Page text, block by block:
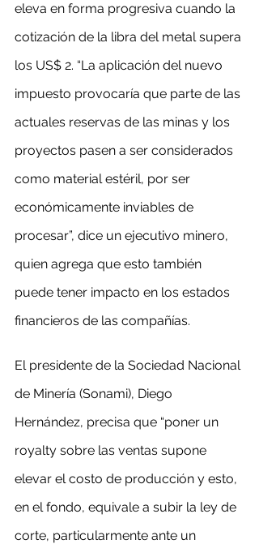
eleva en forma progresiva cuando la
cotización de la libra del metal supera
los US$ 2. “La aplicación del nuevo
impuesto provocaría que parte de las
actuales reservas de las minas y los
proyectos pasen a ser considerados
como material estéril, por ser
económicamente inviables de
procesar”, dice un ejecutivo minero,
quien agrega que esto también
puede tener impacto en los estados
financieros de las compañías.
El presidente de la Sociedad Nacional
de Minería (Sonami), Diego
Hernández, precisa que “poner un
royalty sobre las ventas supone
elevar el costo de producción y esto,
en el fondo, equivale a subir la ley de
corte, particularmente ante un